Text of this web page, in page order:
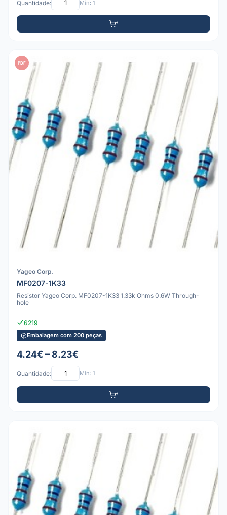
Quantidade: Mín: 1
PDF
Yageo Corp.
MF0207-1K33
Resistor Yageo Corp. MF0207-1K33 1.33k Ohms 0.6W Through-
hole
6219
Embalagem com 200 peças
4.24€ – 8.23€
Quantidade: Mín: 1